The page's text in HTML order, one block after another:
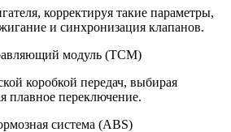
корректируя такие параметры,
и синхронизация клапанов.
модуль (TCM)
коробкой передач, выбирая
плавное переключение.
система (ABS)